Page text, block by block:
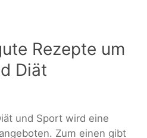
Rezepte um
Diät
und Sport wird eine
Zum einen gibt